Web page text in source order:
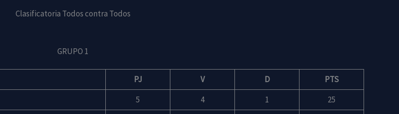
Clasificatoria Todos contra Todos
GRUPO 1
PJ V D
PTS
5 4 1
25